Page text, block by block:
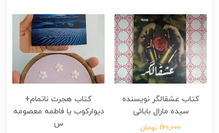
کتاب عشقالگر نویسنده
سیده مارال بابائی
120,000 تومان
کتاب هجرت ناتمام+
دیوارکوب یا فاطمه معصومه
س